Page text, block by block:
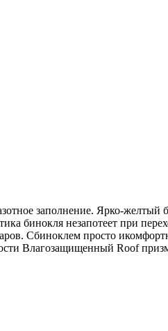
заполнение. Ярко-желтый
бинокля незапотеет при
Сбиноклем просто
Влагозащищенный Roof